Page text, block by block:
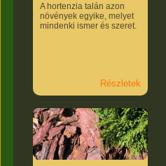
A hortenzia talán azon
növények egyike, melyet
mindenki ismer és szeret.
Részletek